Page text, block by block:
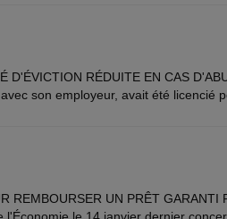
D'ÉVICTION RÉDUITE EN CAS
son employeur, avait été licencié
REMBOURSER UN PRÊT GARANTI